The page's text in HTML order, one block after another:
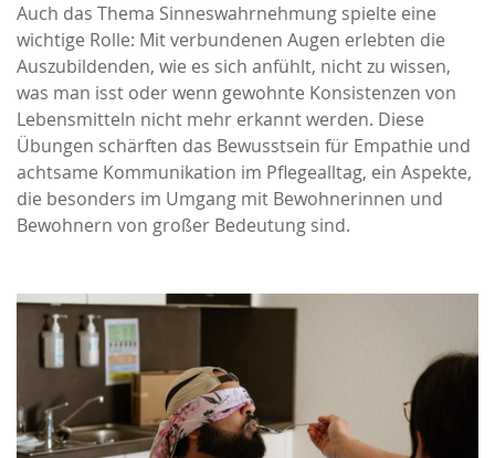
Auch das Thema Sinneswahrnehmung spielte eine
wichtige Rolle: Mit verbundenen Augen erlebten die
Auszubildenden, wie es sich anfühlt, nicht zu wissen,
was man isst oder wenn gewohnte Konsistenzen von
Lebensmitteln nicht mehr erkannt werden. Diese
Übungen schärften das Bewusstsein für Empathie und
achtsame Kommunikation im Pflegealltag, ein Aspekte,
die besonders im Umgang mit Bewohnerinnen und
Bewohnern von großer Bedeutung sind.